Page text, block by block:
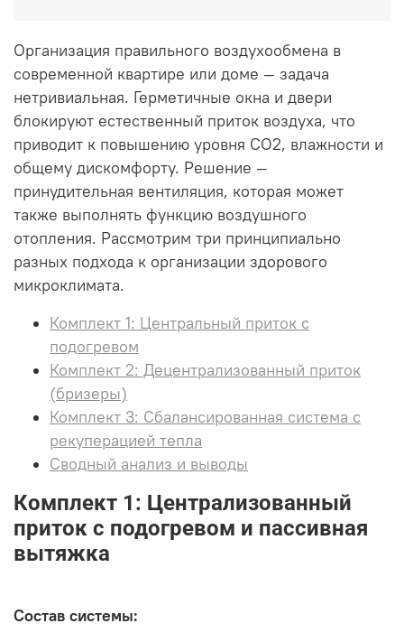
Организация правильного воздухообмена в
современной квартире или доме — задача
нетривиальная. Герметичные окна и двери
блокируют естественный приток воздуха, что
приводит к повышению уровня CO2, влажности и
общему дискомфорту. Решение —
принудительная вентиляция, которая может
также выполнять функцию воздушного
отопления. Рассмотрим три принципиально
разных подхода к организации здорового
микроклимата.
Комплект 1: Центральный приток с
подогревом
Комплект 2: Децентрализованный приток
(бризеры)
Комплект 3: Сбалансированная система с
рекуперацией тепла
Сводный анализ и выводы
Комплект 1: Централизованный
приток с подогревом и пассивная
вытяжка
Состав системы: